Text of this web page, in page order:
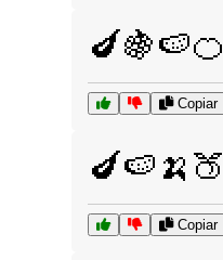
🍆🍇🍉🍊
Copiar
🍆🍉🍌🍑
Copiar